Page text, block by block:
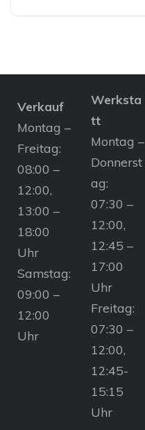
Verkauf
Montag –
Freitag:
08:00 –
12:00,
13:00 –
18:00
Uhr
Samstag:
09:00 –
12:00
Uhr
Werksta
tt
Montag –
Donnerst
ag:
07:30 –
12:00,
12:45 –
17:00
Uhr
Freitag:
07:30 –
12:00,
12:45-
15:15
Uhr